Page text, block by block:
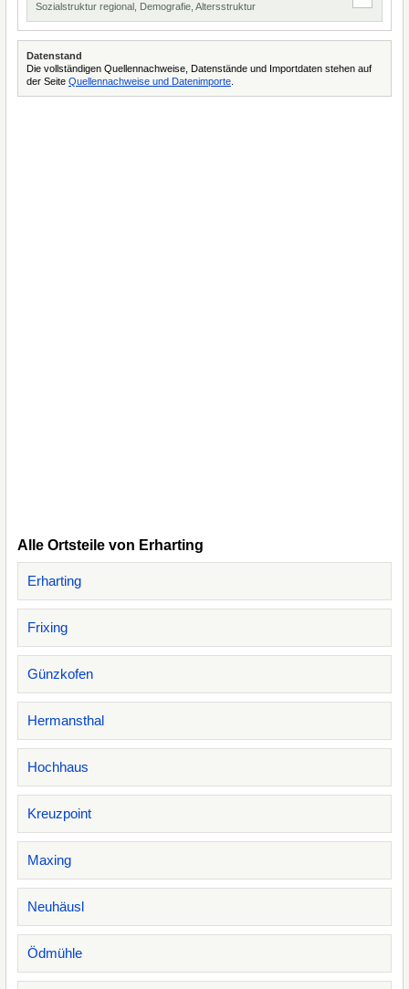
Sozialstruktur regional, Demografie, Altersstruktur
Datenstand
Die vollständigen Quellennachweise, Datenstände und Importdaten stehen auf
der Seite Quellennachweise und Datenimporte
Alle Ortsteile von Erharting
Erharting
Frixing
Günzkofen
Hermansthal
Hochhaus
Kreuzpoint
Maxing
Neuhäusl
Ödmühle